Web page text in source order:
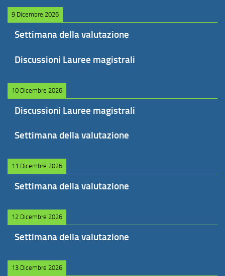
9 Dicembre 2026
Settimana della valutazione
Discussioni Lauree magistrali
10 Dicembre 2026
Discussioni Lauree magistrali
Settimana della valutazione
11 Dicembre 2026
Settimana della valutazione
12 Dicembre 2026
Settimana della valutazione
13 Dicembre 2026